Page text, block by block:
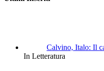
Calvino, Italo: Il
In Letteratura